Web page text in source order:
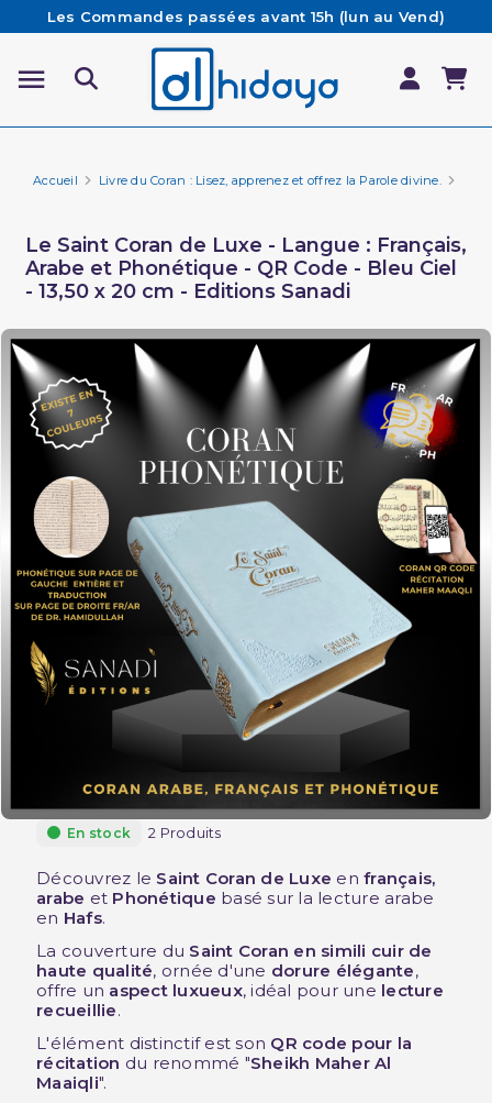
Les Commandes passées avant 15h (lun au Vend)
sont préparées et expédiées le jour même
Besoin d'aide ? Retrouvez notre FAQ
Livraison offerte à partir de 65€ d'achat*
Accueil Livre du Coran : Lisez, apprenez et offrez la Parole divine.
Le Saint Coran de Luxe - Langue : Français,
Arabe et Phonétique - QR Code - Bleu Ciel
- 13,50 x 20 cm - Editions Sanadi
En stock 2 Produits
Découvrez le Saint Coran de Luxe en français,
arabe et Phonétique basé sur la lecture arabe
en Hafs.
La couverture du Saint Coran en simili cuir de
haute qualité, ornée d'une dorure élégante,
offre un aspect luxueux, idéal pour une lecture
recueillie.
L'élément distinctif est son QR code pour la
récitation du renommé "Sheikh Maher Al
Maaiqli".